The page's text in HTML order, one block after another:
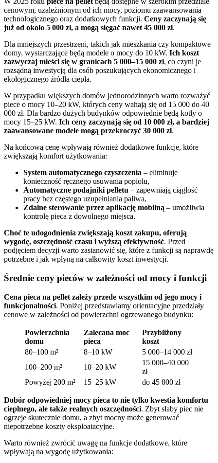
cenowym, uzależnionym od ich mocy, poziomu zaawansowania
technologicznego oraz dodatkowych funkcji. Ceny zaczynają się
już od około 5 000 zł, a mogą sięgać nawet 45 000 zł.
Dla mniejszych przestrzeni, takich jak mieszkania czy kompaktowe
domy, wystarczające będą modele o mocy do 10 kW. Ich koszt
zazwyczaj mieści się w granicach 5 000–15 000 zł, co czyni je
rozsądną inwestycją dla osób poszukujących ekonomicznego i
ekologicznego źródła ciepła.
W przypadku większych domów jednorodzinnych warto rozważyć
piece o mocy 10–20 kW, których ceny wahają się od 15 000 do 40
000 zł. Dla bardzo dużych budynków odpowiednie będą kotły o
mocy 15–25 kW. Ich ceny zaczynają się od 10 000 zł, a bardziej
zaawansowane modele mogą przekroczyć 30 000 zł.
Na końcową cenę wpływają również dodatkowe funkcje, które
zwiększają komfort użytkowania:
System automatycznego czyszczenia – eliminuje
konieczność ręcznego usuwania popiołu,
Automatyczne podajniki pelletu – zapewniają ciągłość
pracy bez częstego uzupełniania paliwa,
Zdalne sterowanie przez aplikację mobilną – umożliwia
kontrolę pieca z dowolnego miejsca.
Choć te udogodnienia zwiększają koszt zakupu, oferują
wygodę, oszczędność czasu i wyższą efektywność. Przed
podjęciem decyzji warto zastanowić się, które z funkcji są naprawdę
potrzebne i jak wpłyną na całkowity koszt inwestycji.
Średnie ceny pieców w zależności od mocy i funkcji
Cena pieca na pellet zależy przede wszystkim od jego mocy i
funkcjonalności. Poniżej przedstawiamy orientacyjne przedziały
cenowe w zależności od powierzchni ogrzewanego budynku:
Powierzchnia
domu
Zalecana moc
pieca
Przybliżony
koszt
80–100 m²
8–10 kW
5 000–14 000 zł
100–200 m²
10–20 kW
15 000–40 000
zł
Powyżej 200 m²
15–25 kW do 45 000 zł
Dobór odpowiedniej mocy pieca to nie tylko kwestia komfortu
cieplnego, ale także realnych oszczędności. Zbyt słaby piec nie
ogrzeje skutecznie domu, a zbyt mocny może generować
niepotrzebne koszty eksploatacyjne.
Warto również zwrócić uwagę na funkcje dodatkowe, które
wpływają na wygodę użytkowania: